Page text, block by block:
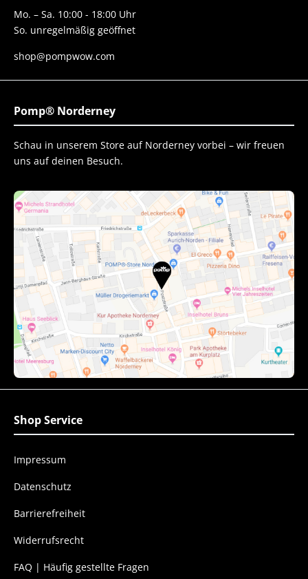
Mo. – Sa. 10:00 - 18:00 Uhr
So. unregelmäßig geöffnet
shop@pompwow.com
Pomp® Norderney
Schau in unserem Store auf Norderney vorbei – wir freuen
uns auf deinen Besuch.
Shop Service
Impressum
Datenschutz
Barrierefreiheit
Widerrufsrecht
FAQ | Häufig gestellte Fragen